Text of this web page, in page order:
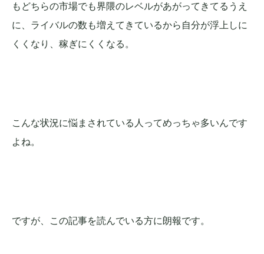
もどちらの市場でも界隈のレベルがあがってきてるうえ
に、ライバルの数も増えてきているから自分が浮上しに
くくなり、稼ぎにくくなる。
こんな状況に悩まされている人ってめっちゃ多いんです
よね。
ですが、この記事を読んでいる方に朗報です。